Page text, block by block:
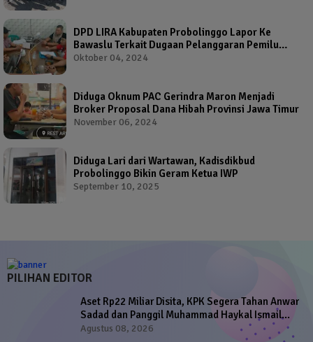
DPD LIRA Kabupaten Probolinggo Lapor Ke
Bawaslu Terkait Dugaan Pelanggaran Pemilu
Oleh Salah Satu Calon Wakil Bupati Probolinggo
Oktober 04, 2024
Diduga Oknum PAC Gerindra Maron Menjadi
Broker Proposal Dana Hibah Provinsi Jawa Timur
November 06, 2024
Diduga Lari dari Wartawan, Kadisdikbud
Probolinggo Bikin Geram Ketua IWP
September 10, 2025
PILIHAN EDITOR
Aset Rp22 Miliar Disita, KPK Segera Tahan Anwar
Sadad dan Panggil Muhammad Haykal Ismail
Sadad
Agustus 08, 2026